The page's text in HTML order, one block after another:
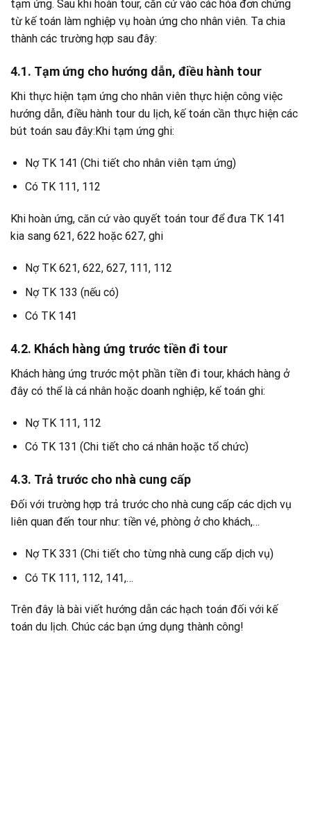
tạm ứng. Sau khi hoàn tour, căn cứ vào các hóa đơn chứng
từ kế toán làm nghiệp vụ hoàn ứng cho nhân viên. Ta chia
thành các trường hợp sau đây:
4.1. Tạm ứng cho hướng dẫn, điều hành tour
Khi thực hiện tạm ứng cho nhân viên thực hiện công việc
hướng dẫn, điều hành tour du lịch, kế toán cần thực hiện các
bút toán sau đây:Khi tạm ứng ghi:
Nợ TK 141 (Chi tiết cho nhân viên tạm ứng)
Có TK 111, 112
Khi hoàn ứng, căn cứ vào quyết toán tour để đưa TK 141
kia sang 621, 622 hoặc 627, ghi
Nợ TK 621, 622, 627, 111, 112
Nợ TK 133 (nếu có)
Có TK 141
4.2. Khách hàng ứng trước tiền đi tour
Khách hàng ứng trước một phần tiền đi tour, khách hàng ở
đây có thể là cá nhân hoặc doanh nghiệp, kế toán ghi:
Nợ TK 111, 112
Có TK 131 (Chi tiết cho cá nhân hoặc tổ chức)
4.3. Trả trước cho nhà cung cấp
Đối với trường hợp trả trước cho nhà cung cấp các dịch vụ
liên quan đến tour như: tiền vé, phòng ở cho khách,…
Nợ TK 331 (Chi tiết cho từng nhà cung cấp dịch vụ)
Có TK 111, 112, 141,…
Trên đây là bài viết hướng dẫn các hạch toán đối với kế
toán du lịch. Chúc các bạn ứng dụng thành công!